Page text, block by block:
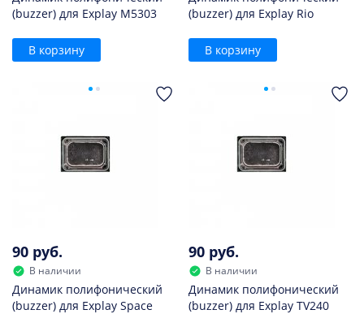
(buzzer) для Explay M5303
В корзину
(buzzer) для Explay Rio
В корзину
90 руб.
В наличии
Динамик полифонический
(buzzer) для Explay Space
90 руб.
В наличии
Динамик полифонический
(buzzer) для Explay TV240